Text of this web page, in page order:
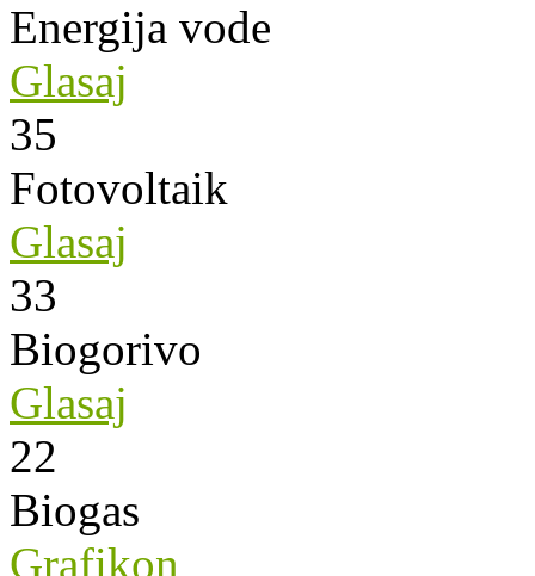
Energija vode
Glasaj
35
Fotovoltaik
Glasaj
33
Biogorivo
Glasaj
22
Biogas
Grafikon